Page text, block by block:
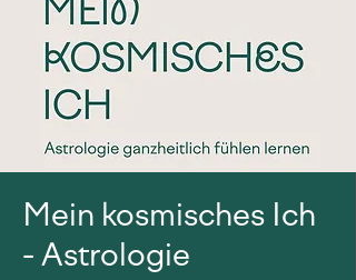
Mein kosmisches Ich
- Astrologie